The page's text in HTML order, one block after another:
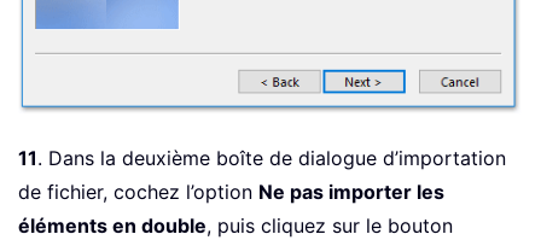
11. Dans la deuxième boîte de dialogue d’importation
de fichier, cochez l’option Ne pas importer les
éléments en double, puis cliquez sur le bouton